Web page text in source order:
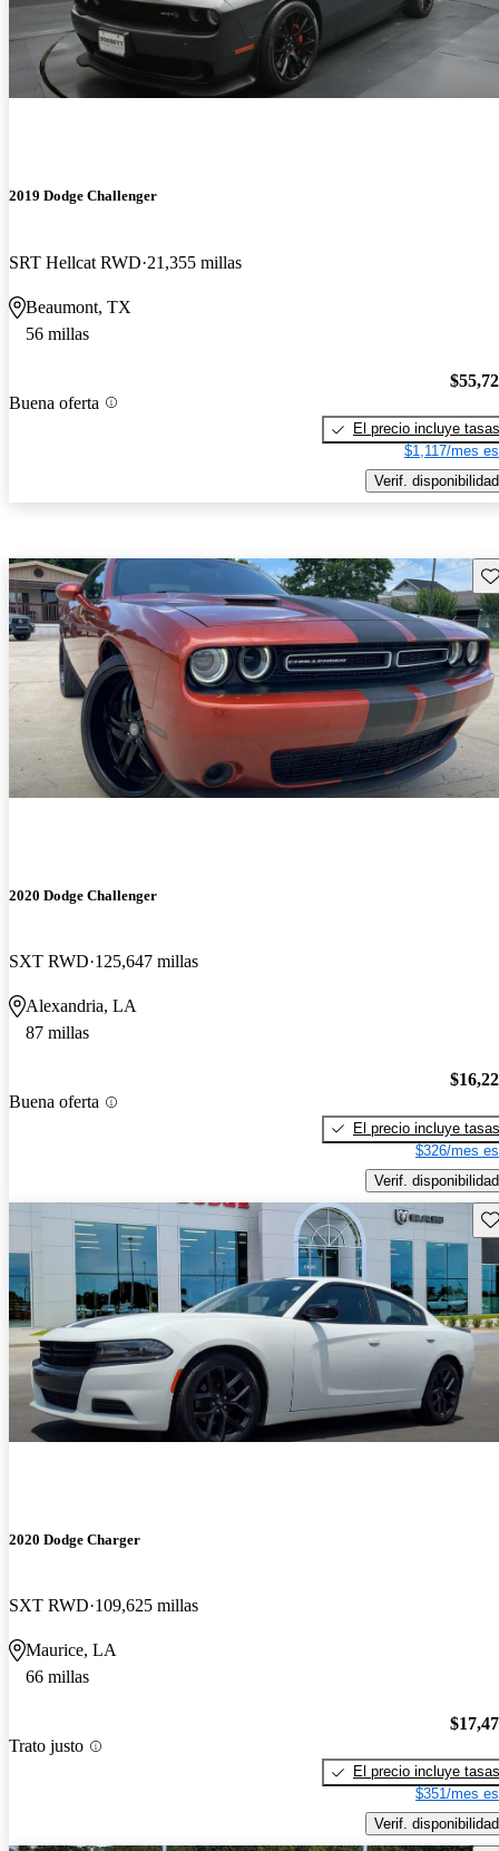
2019 Dodge Challenger
SRT Hellcat RWD 21,355 millas
Beaumont, TX
56 millas
Buena oferta
El precio incluye tasas
$1,117/mes
Verif. disponibilidad
2020 Dodge Challenger
SXT RWD 125,647 millas
Alexandria, LA
87 millas
Buena oferta
El precio incluye tasas
$326/mes
Verif. disponibilidad
2020 Dodge Charger
SXT RWD 109,625 millas
Maurice, LA
66 millas
Trato justo
El precio incluye tasas
$351/mes
Verif. disponibilidad